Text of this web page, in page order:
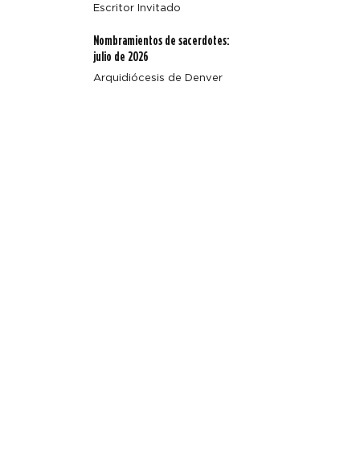
Escritor Invitado
Nombramientos de sacerdotes:
julio de 2026
Arquidiócesis de Denver